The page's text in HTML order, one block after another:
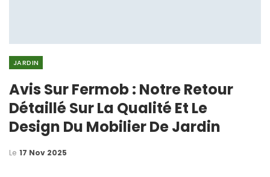
JARDIN
Avis Sur Fermob : Notre Retour
Détaillé Sur La Qualité Et Le
Design Du Mobilier De Jardin
Le 17 Nov 2025